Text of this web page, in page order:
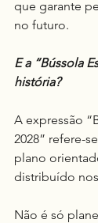
que garante
no futuro.
E a “Bússola
história?
A expressão
2028” refere-
plano
distribuído
Não é só